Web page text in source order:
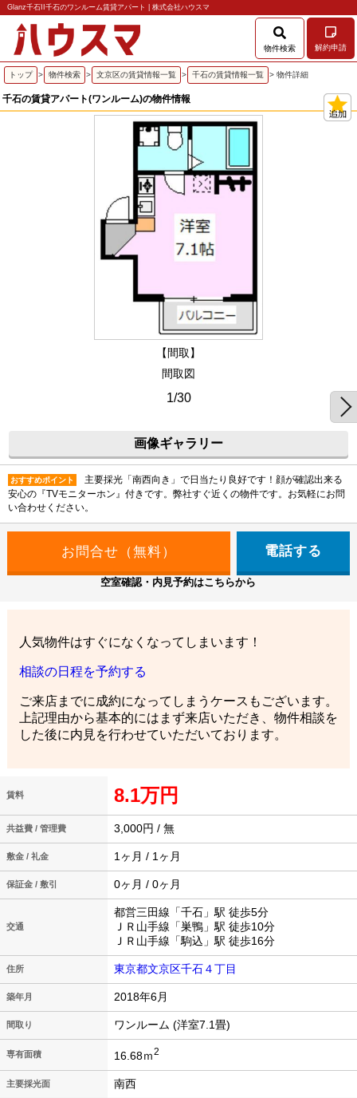
Glanz千石II千石のワンルーム賃貸アパート | 株式会社ハウスマ
物件検索 解約申請
トップ > 物件検索 > 文京区の賃貸情報一覧 > 千石の賃貸情報一覧 > 物件詳細
千石の賃貸アパート(ワンルーム)の物件情報
【間取】
間取図
1/30
画像ギャラリー
おすすめポイント
主要採光「南西向き」で日当たり良好です！顔が確認出来る
安心の『TVモニターホン』付きです。弊社すぐ近くの物件です。お気軽にお問
い合わせください。
電話する
空室確認・内見予約はこちらから
人気物件はすぐになくなってしまいます！
相談の日程を予約する
ご来店までに成約になってしまうケースもございます。
上記理由から基本的にはまず来店いただき、物件相談を
した後に内見を行わせていただいております。
賃料 8.1万円
共益費 / 管理費 3,000円 / 無
敷金 / 礼金 1ヶ月 / 1ヶ月
保証金 / 敷引 0ヶ月 / 0ヶ月
交通
都営三田線「千石」駅 徒歩5分
ＪＲ山手線「巣鴨」駅 徒歩10分
ＪＲ山手線「駒込」駅 徒歩16分
住所 東京都文京区千石４丁目
築年月 2018年6月
間取り ワンルーム (洋室7.1畳)
専有面積 16.68ｍ2
主要採光面 南西